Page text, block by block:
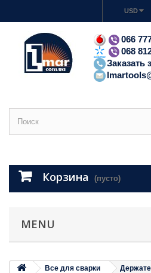
USD
066
068
Заказать
Корзина (пусто)
MENU
Все для сварки